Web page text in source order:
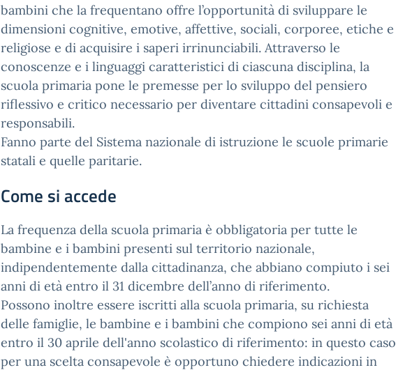
bambini che la frequentano offre l’opportunità di sviluppare le
dimensioni cognitive, emotive, affettive, sociali, corporee, etiche e
religiose e di acquisire i saperi irrinunciabili. Attraverso le
conoscenze e i linguaggi caratteristici di ciascuna disciplina, la
scuola primaria pone le premesse per lo sviluppo del pensiero
riflessivo e critico necessario per diventare cittadini consapevoli e
responsabili.
Fanno parte del Sistema nazionale di istruzione le scuole primarie
statali e quelle paritarie.
Come si accede
La frequenza della scuola primaria è obbligatoria per tutte le
bambine e i bambini presenti sul territorio nazionale,
indipendentemente dalla cittadinanza, che abbiano compiuto i sei
anni di età entro il 31 dicembre dell’anno di riferimento.
Possono inoltre essere iscritti alla scuola primaria, su richiesta
delle famiglie, le bambine e i bambini che compiono sei anni di età
entro il 30 aprile dell'anno scolastico di riferimento: in questo caso
per una scelta consapevole è opportuno chiedere indicazioni in